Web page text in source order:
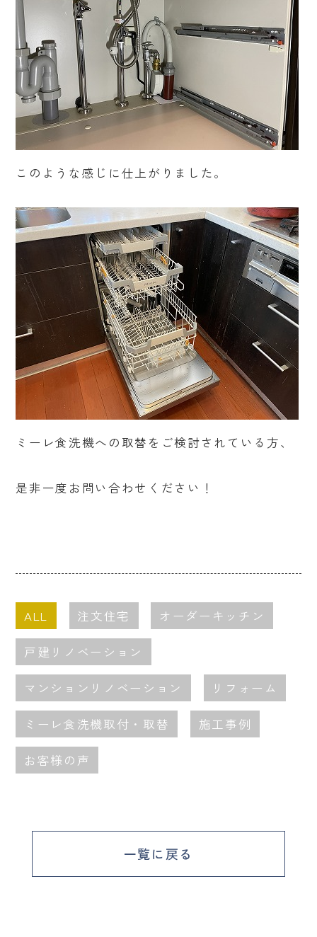
このような感じに仕上がりました。
ミーレ食洗機への取替をご検討されている方、
是非一度お問い合わせください！
ALL 注文住宅 オーダーキッチン
戸建リノベーション
マンションリノベーション リフォーム
ミーレ食洗機取付・取替 施工事例
お客様の声
一覧に戻る